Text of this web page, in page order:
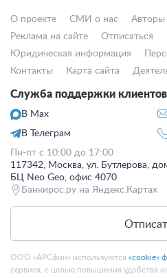
О проекте СМИ о нас Авторы
Реклама на сайте
Отписаться
Юридическая информация
Контакты
Карта сайта
Служба поддержки
В Max
В Телеграм
Пн-пт с 10:00 до 17:00
117342, Москва, ул. Бутлерова,
БЦ Neo Geo, офис 4070
Банкирос.ру на Яндекс.Картах
ООО «АРСфин» используются «cookie»
сервиса, с целью повышения удобства